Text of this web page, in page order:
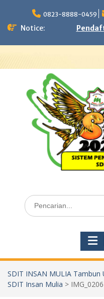
content
0823-8888-0459
Notice:
Search
for:
SDIT INSAN MULIA Tambun
SDIT Insan Mulia >